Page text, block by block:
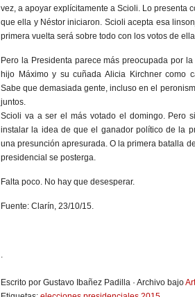
vez, a apoyar explícitamente a Scioli. Lo presenta
que ella y Néstor iniciaron. Scioli acepta esa
primera vuelta será sobre todo con los votos de
Pero la Presidenta parece más preocupada por
hijo Máximo y su cuñada Alicia Kirchner como
Sabe que demasiada gente, incluso en el
juntos.
Scioli va a ser el más votado el domingo. Pero
instalar la idea de que el ganador político de la
una presunción apresurada. O la primera batalla
presidencial se posterga.
Falta poco. No hay que desesperar.
Fuente: Clarín, 23/10/15.
.
Escrito por Gustavo Ibañez Padilla · Archivo bajo